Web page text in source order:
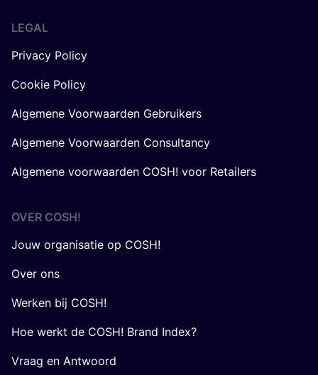
LEGAL
Privacy Policy
Cookie Policy
Algemene Voorwaarden Gebruikers
Algemene Voorwaarden Consultancy
Algemene voorwaarden COSH! voor Retailers
OVER COSH!
Jouw organisatie op COSH!
Over ons
Werken bij COSH!
Hoe werkt de COSH! Brand Index?
Vraag en Antwoord